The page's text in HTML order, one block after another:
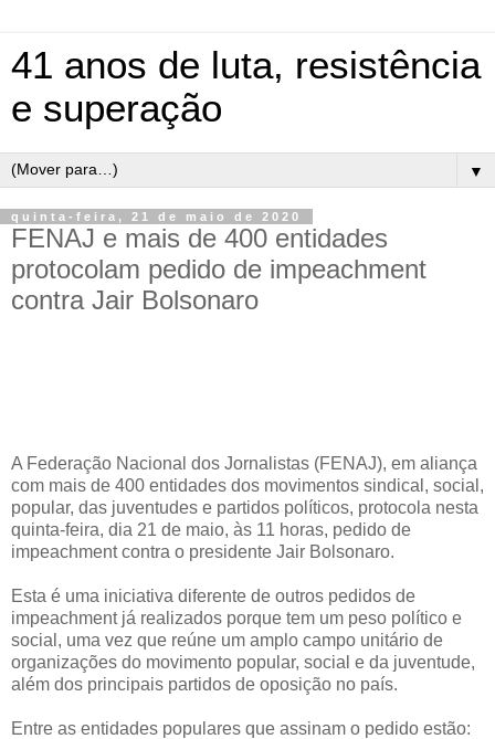
41 anos de luta, resistência
e superação
▼
quinta-feira, 21 de maio de 2020
FENAJ e mais de 400 entidades
protocolam pedido de impeachment
contra Jair Bolsonaro
A Federação Nacional dos Jornalistas (FENAJ), em aliança
com mais de 400 entidades dos movimentos sindical, social,
popular, das juventudes e partidos políticos, protocola nesta
quinta-feira, dia 21 de maio, às 11 horas, pedido de
impeachment contra o presidente Jair Bolsonaro.
Esta é uma iniciativa diferente de outros pedidos de
impeachment já realizados porque tem um peso político e
social, uma vez que reúne um amplo campo unitário de
organizações do movimento popular, social e da juventude,
além dos principais partidos de oposição no país.
Entre as entidades populares que assinam o pedido estão: